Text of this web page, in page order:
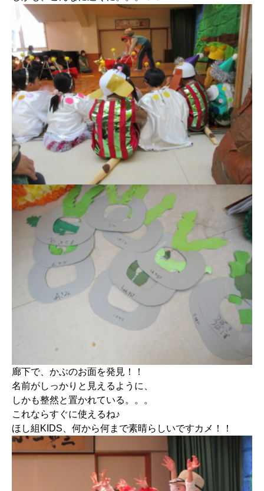
廊下で、かぶのお面を発見！！
名前がしっかりと見えるように、
しかも整然と置かれている。。。
これならすぐに使えるね♪
ほし組KIDS、何から何まで素晴らしいですカメ！！